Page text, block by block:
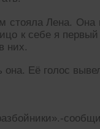
стояла Лена.
к себе я
них.
Её голос